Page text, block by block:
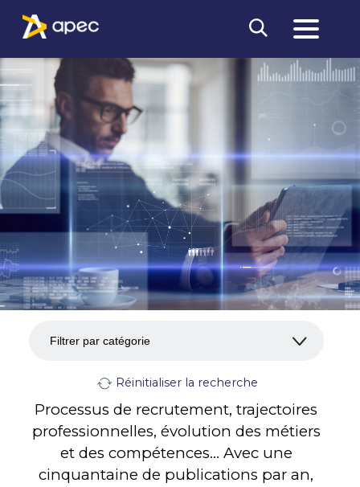
Réinitialiser la recherche
Processus de recrutement, trajectoires
professionnelles, évolution des métiers
et des compétences… Avec une
cinquantaine de publications par an,